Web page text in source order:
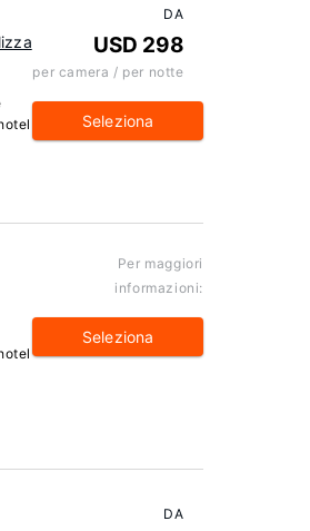
DA
USD 298
per camera / per notte
Seleziona
Per maggiori
informazioni:
Seleziona
DA